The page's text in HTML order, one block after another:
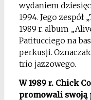
wydaniem
1994. Jego zespół
1989 r. album
Patitucciego na
perkusji.
trio jazzowego.
W 1989 r. Chick
promowali swoją